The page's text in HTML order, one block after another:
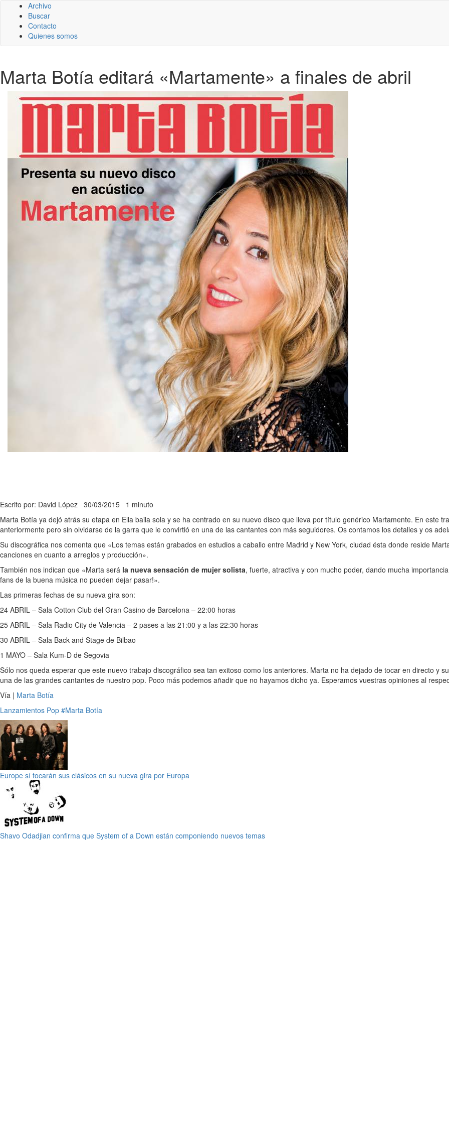
Archivo
Buscar
Contacto
Quienes somos
Marta Botía editará «Martamente» a finales de abril
Escrito por: David López 30/03/2015 1 minuto
Marta Botía ya dejó atrás su etapa en Ella baila sola y se ha centrado en su nuevo disco que lleva por título genérico Martamente. En este
anteriormente pero sin olvidarse de la garra que le convirtió en una de las cantantes con más seguidores. Os contamos los detalles y os
Su discográfica nos comenta que «Los temas están grabados en estudios a caballo entre Madrid y New York, ciudad ésta donde reside
canciones en cuanto a arreglos y producción».
También nos indican que «Marta será la nueva sensación de mujer solista, fuerte, atractiva y con mucho poder, dando mucha
fans de la buena música no pueden dejar pasar!».
Las primeras fechas de su nueva gira son:
24 ABRIL – Sala Cotton Club del Gran Casino de Barcelona – 22:00 horas
25 ABRIL – Sala Radio City de Valencia – 2 pases a las 21:00 y a las 22:30 horas
30 ABRIL – Sala Back and Stage de Bilbao
1 MAYO – Sala Kum-D de Segovia
Sólo nos queda esperar que este nuevo trabajo discográfico sea tan exitoso como los anteriores. Marta no ha dejado de tocar en directo y
una de las grandes cantantes de nuestro pop. Poco más podemos añadir que no hayamos dicho ya. Esperamos vuestras opiniones al
Vía | Marta Botía
Lanzamientos Pop #Marta Botía
Europe sí tocarán sus clásicos en su nueva gira por Europa
Shavo Odadjian confirma que System of a Down están componiendo nuevos temas